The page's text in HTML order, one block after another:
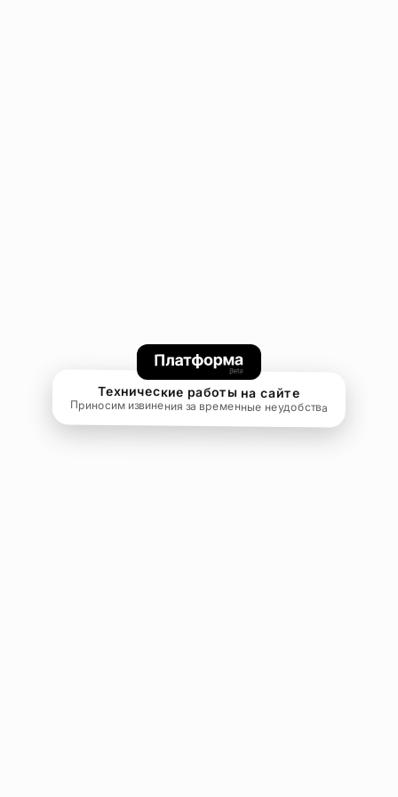
Технические работы на сайте
Приносим извинения за временные неудобства